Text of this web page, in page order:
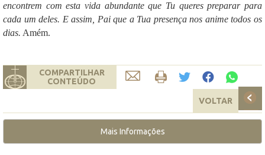
encontrem com esta vida abundante que Tu queres preparar para
cada um deles. E assim, Pai que a Tua presença nos anime todos os
dias. Amém.
COMPARTILHAR
CONTEÚDO
VOLTAR
Mais Informações